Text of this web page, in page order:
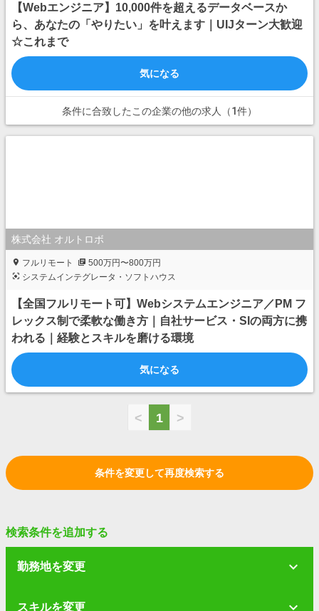
【Webエンジニア】10,000件を超えるデータベースか
ら、あなたの「やりたい」を叶えます｜UIJターン大歓迎
☆これまで
気になる
条件に合致したこの企業の他の求人（1件）
株式会社 オルトロボ
フルリモート
500万円〜800万円
システムインテグレータ・ソフトハウス
【全国フルリモート可】Webシステムエンジニア／PM フ
レックス制で柔軟な働き方｜自社サービス・SIの両方に携
われる｜経験とスキルを磨ける環境
気になる
< 1 >
条件を変更して再度検索する
検索条件を追加する
勤務地を変更
スキルを変更